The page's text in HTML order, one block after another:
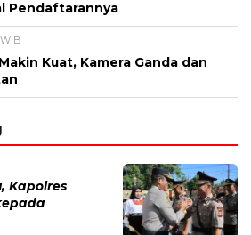
Pendaftarannya
Kuat, Kamera Ganda dan
Kapolres